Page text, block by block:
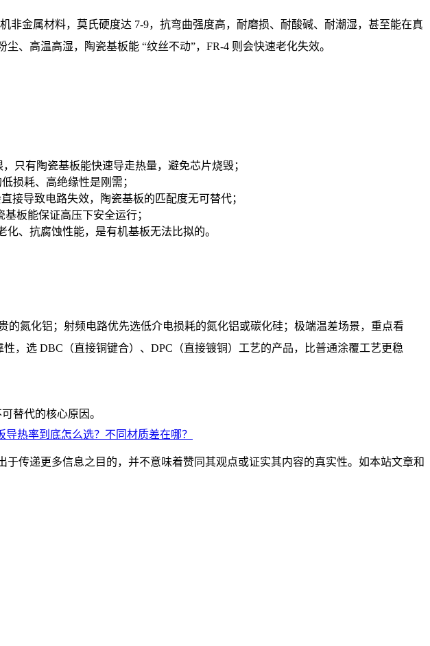
非金属材料，莫氏硬度达 7-9，抗弯曲强度高，耐磨损、耐酸碱、耐潮湿，甚至能在真
、高温高湿，陶瓷基板能 “纹丝不动”，FR-4 则会快速老化失效。
只有陶瓷基板能快速导走热量，避免芯片烧毁；
损耗、高绝缘性是刚需；
导致电路失效，陶瓷基板的匹配度无可替代；
板能保证高压下安全运行；
、抗腐蚀性能，是有机基板无法比拟的。
氮化铝；射频电路优先选低介电损耗的氮化铝或碳化硅；极端温差场景，重点看
选 DBC（直接铜键合）、DPC（直接镀铜）工艺的产品，比普通涂覆工艺更稳
替代的核心原因。
导热率到底怎么选？不同材质差在哪？
传递更多信息之目的，并不意味着赞同其观点或证实其内容的真实性。如本站文章和